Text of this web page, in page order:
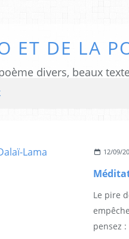
ET DE LA
divers, beaux
12/09/
Le pire
pensez :